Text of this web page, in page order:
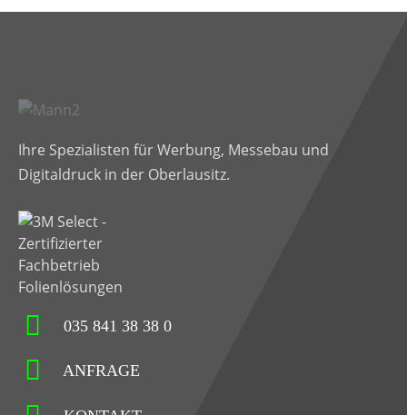
Ihre Spezialisten für Werbung, Messebau und
Digitaldruck in der Oberlausitz.
035 841 38 38 0
ANFRAGE